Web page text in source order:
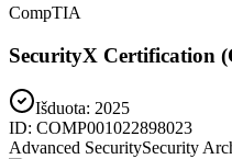
CompTIA
SecurityX Certification
Išduota: 2025
ID: COMP001022898023
Advanced SecuritySecurity